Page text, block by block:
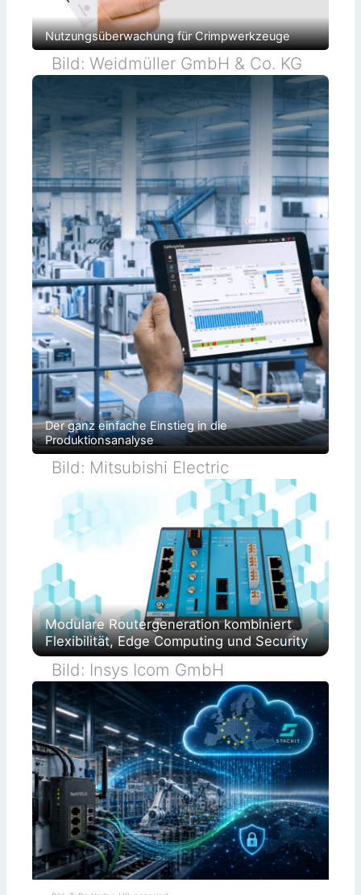
Nutzungsüberwachung für Crimpwerkzeuge
Bild: Weidmüller GmbH & Co. KG
Der ganz einfache Einstieg in die
Produktionsanalyse
Bild: Mitsubishi Electric
Modulare Routergeneration kombiniert
Flexibilität, Edge Computing und Security
Bild: Insys Icom GmbH